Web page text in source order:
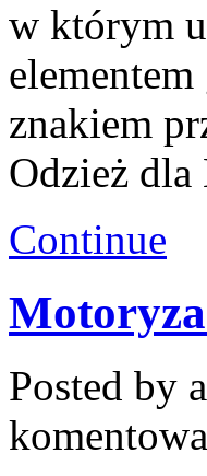
w którym
znakiem
Odzież
Continue
Posted by